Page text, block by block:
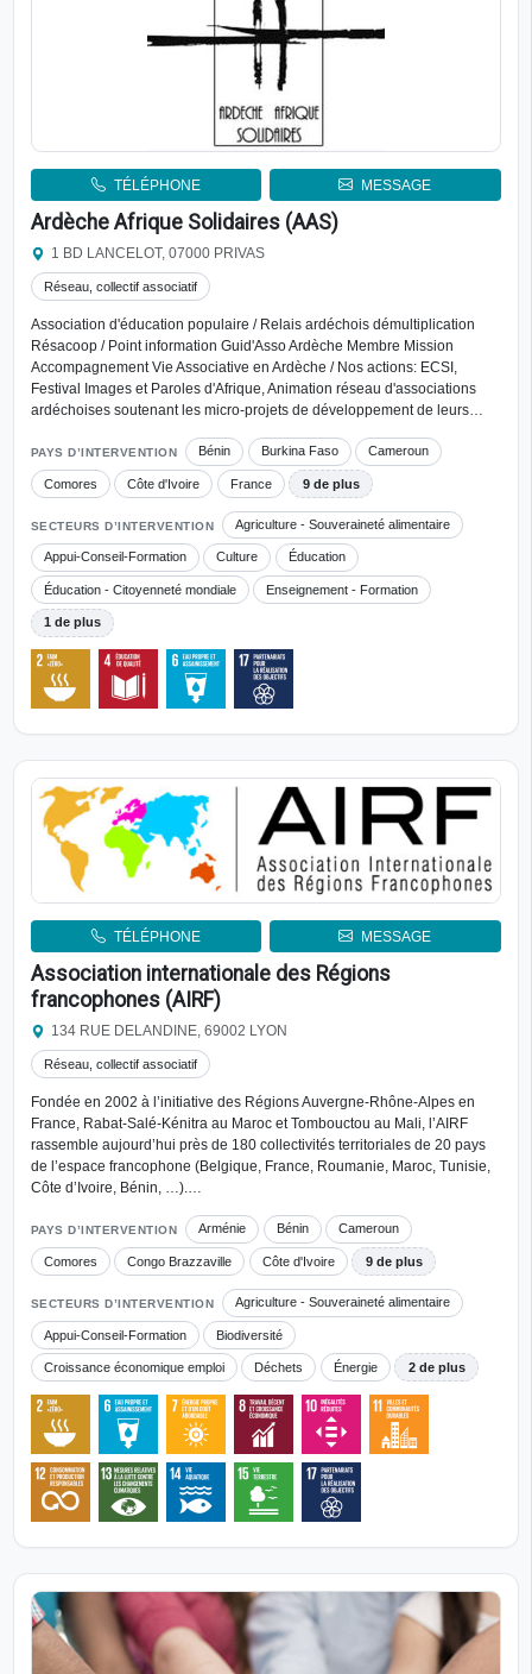
TÉLÉPHONE MESSAGE
Ardèche Afrique Solidaires (AAS)
1 BD LANCELOT, 07000 PRIVAS
Réseau, collectif associatif
Association d'éducation populaire / Relais ardéchois démultiplication
Résacoop / Point information Guid'Asso Ardèche Membre Mission
Accompagnement Vie Associative en Ardèche / Nos actions: ECSI,
Festival Images et Paroles d'Afrique, Animation réseau d'associations
ardéchoises soutenant les micro-projets de développement de leurs…
PAYS D’INTERVENTION Bénin Burkina Faso Cameroun
Comores Côte d'Ivoire France 9 de plus
SECTEURS D’INTERVENTION Agriculture - Souveraineté alimentaire
Appui-Conseil-Formation Culture Éducation
Éducation - Citoyenneté mondiale Enseignement - Formation
1 de plus
TÉLÉPHONE MESSAGE
Association internationale des Régions
francophones (AIRF)
134 RUE DELANDINE, 69002 LYON
Réseau, collectif associatif
Fondée en 2002 à l’initiative des Régions Auvergne-Rhône-Alpes en
France, Rabat-Salé-Kénitra au Maroc et Tombouctou au Mali, l’AIRF
rassemble aujourd’hui près de 180 collectivités territoriales de 20 pays
de l’espace francophone (Belgique, France, Roumanie, Maroc, Tunisie,
Côte d’Ivoire, Bénin, …).…
PAYS D’INTERVENTION Arménie Bénin Cameroun
Comores Congo Brazzaville Côte d'Ivoire 9 de plus
SECTEURS D’INTERVENTION Agriculture - Souveraineté alimentaire
Appui-Conseil-Formation Biodiversité
Croissance économique emploi Déchets Énergie 2 de plus